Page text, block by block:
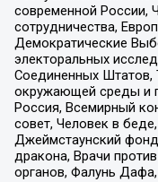
современной России,
сотрудничества,
Демократические
электоральных
Соединенных Штатов,
окружающей среды и
Россия, Всемирный
совет, Человек в
Джеймстаунский
дракона, Врачи
органов, Фалунь